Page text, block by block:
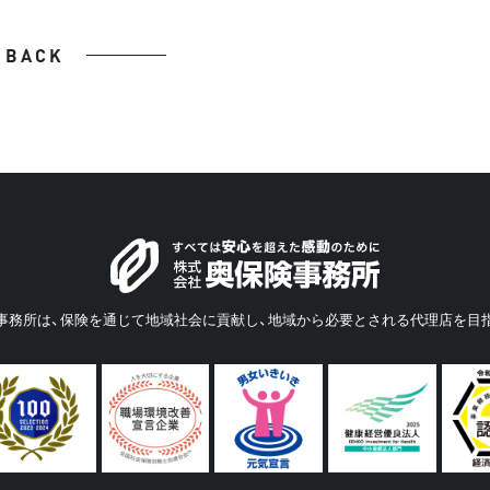
BACK
務所は、保険を通じて地域社会に貢献し、地域から必要とされる代理店を目